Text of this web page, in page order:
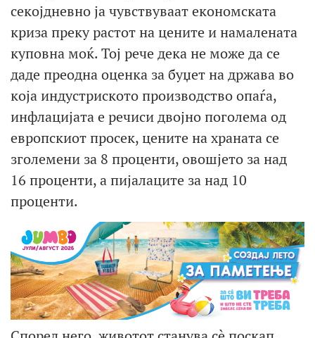
секојдневно ја чувствуваат економската
криза преку растот на цените и намалената
куповна моќ. Тој рече дека не може да се
даде преодна оценка за буџет на држава во
која индустриското производство опаѓа,
инфлацијата е речиси двојно поголема од
европскиот просек, цените на храната се
зголемени за 8 проценти, овошјето за над
16 проценти, а пијалаците за над 10
проценти.